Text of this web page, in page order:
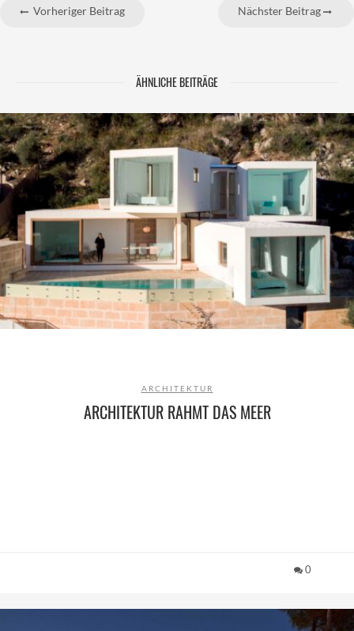
Vorheriger Beitrag Nächster Beitrag
ÄHNLICHE BEITRÄGE
ARCHITEKTUR
ARCHITEKTUR RAHMT DAS MEER
0